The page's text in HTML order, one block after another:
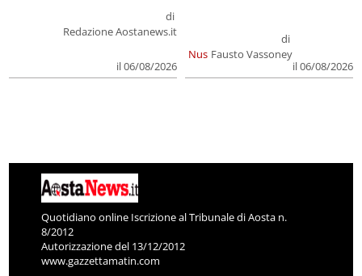
di
Redazione Aostanews.it
il 06/08/2026
Nus
di
Fausto Vassoney
il 06/08/2026
Quotidiano online Iscrizione al Tribunale di Aosta n.
8/2012
Autorizzazione del 13/12/2012
www.gazzettamatin.com